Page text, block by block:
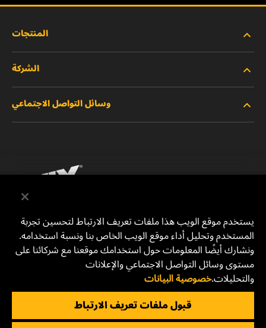
المنتجات
المنتجات الجديدة
المنتجات المتوقفة/المستبدلة
الشركة
الوظائف
إشعار قانوني
الطباعة
للتواصل معنا
وسائل التواصل الاجتماعي
يوتيوب
MANN+HUMMEL Middle East FZE
DAFZA (Dubai Airport Free Zone)
P.O.Box. 293882 - Dubai, U.A.E
mhae.pmservices@mann-hummel.com
يستخدم موقع الويب هذا ملفات تعريف الارتباط لتحسين تجربة
المستخدم وتحليل أداء موقع الويب الخاص بنا ونسبة استخدامه.
ونشارك أيضًا المعلومات حول استخدامك موقعنا مع شركائنا على
مستوى وسائل التواصل الاجتماعي والإعلانات
والتحليلات.خصوصية البيانات
قبول ملفات تعريف الارتباط